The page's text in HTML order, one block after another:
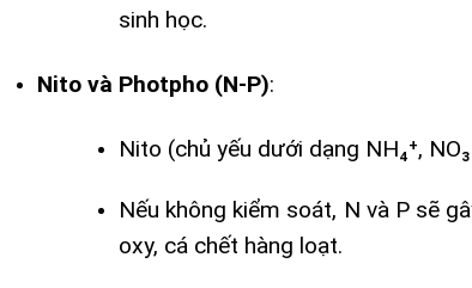
sinh học.
Nito và Photpho (N-P):
Nito (chủ yếu dưới dạng NH₄⁺,
Nếu không kiểm soát, N và P sẽ
oxy, cá chết hàng loạt.